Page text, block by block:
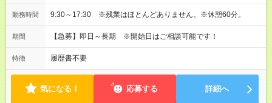
勤務時間 9:30～17:30 ※残業はほとんどありません。※休憩60分。
期間 【急募】即日～長期 ※開始日はご相談可能です！
特徴 履歴書不要
気になる！ 応募する 詳細へ